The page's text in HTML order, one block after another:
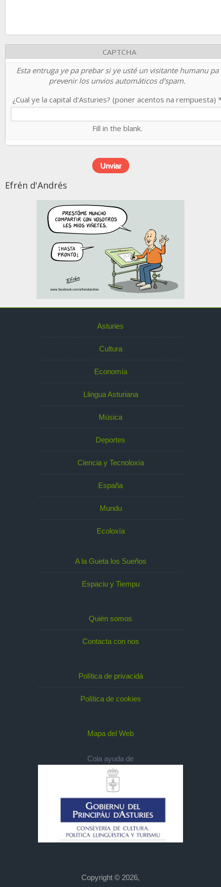
CAPTCHA
Esta entruga ye pa prebar si ye usté un visitante humanu pa
prevenir los unvios automáticos d'spam.
¿Cual ye la capital d'Asturies? (poner acentos na rempuesta)
Fill in the blank.
Efrén d'Andrés
Asturies
Cultura
Economía
Llingua Asturiana
Música
Deportes
Ciencia y Tecnoloxía
España
Mundu
Ecoloxía
A la Gueta los Sueños
Espaciu y Tiempu
Quién somos
Contacta con nos
Política de privacidá
Política de cookies
Mapa del Web
Cola ayuda de
Copyright © 2026,